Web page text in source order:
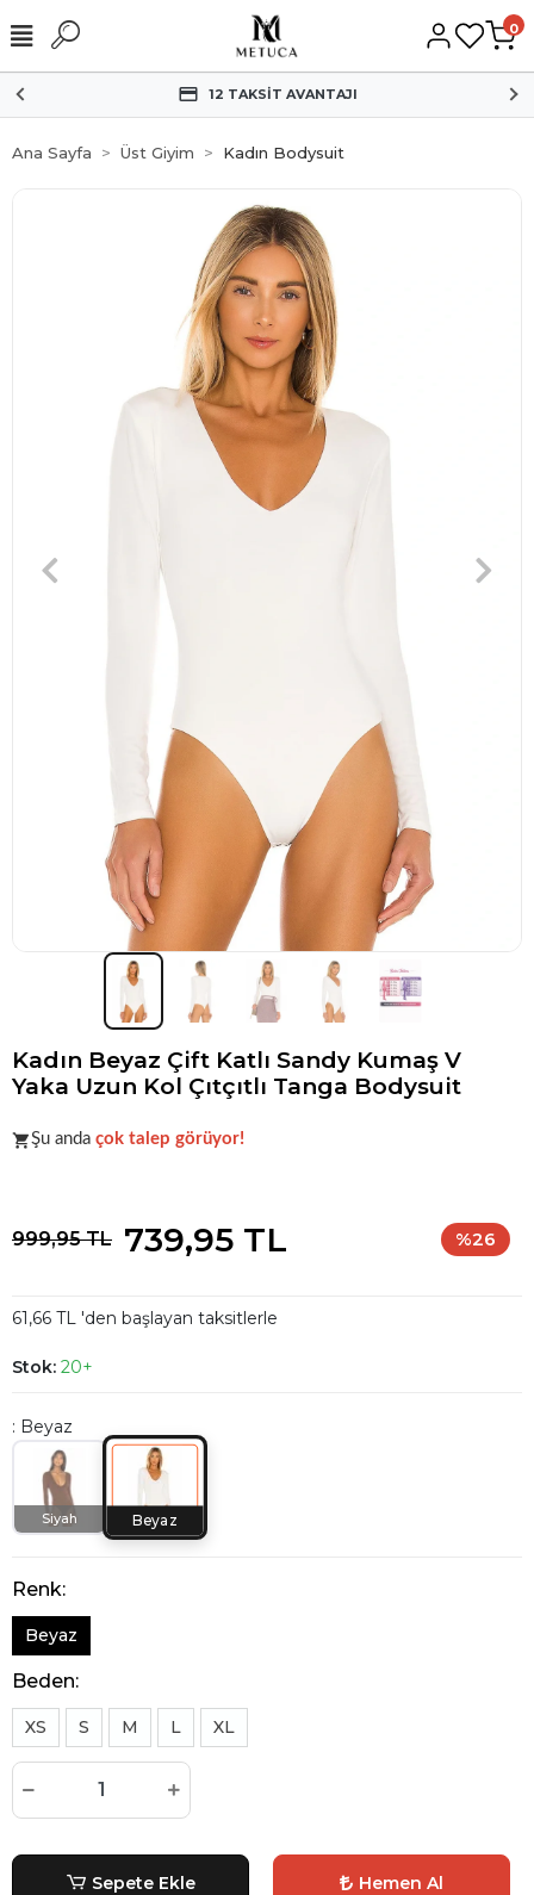
0
HIZLI KARGO
Ana Sayfa Üst Giyim Kadın Bodysuit
Kadın Beyaz Çift Katlı Sandy Kumaş V
Yaka Uzun Kol Çıtçıtlı Tanga Bodysuit
Koleksiyonun en sevilenparçalarından biri.
Şu anda çok talep görüyor!
999,95 TL 739,95 TL %26
61,66 TL 'den başlayan taksitlerle
Stok: 20+
: Beyaz
Siyah Beyaz
Renk:
Beyaz
Beden:
XL
L
M
XS S
Sepete Ekle Hemen Al